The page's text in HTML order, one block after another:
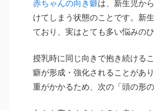
赤ちゃんの向き癖は、新生児か
けてしまう状態のことです。新
ており、実はとても多い悩みのひ
授乳時に同じ向きで抱き続ける
癖が形成・強化されることがあ
重がかかるため、次の「頭の形